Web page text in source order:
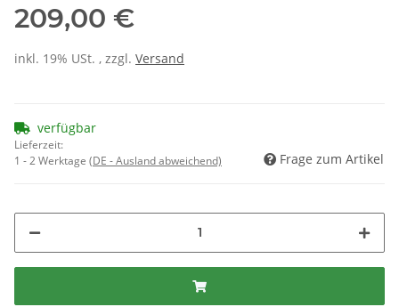
209,00 €
inkl. 19% USt. , zzgl. Versand
verfügbar
Lieferzeit:
1 - 2 Werktage (DE - Ausland abweichend) Frage zum Artikel